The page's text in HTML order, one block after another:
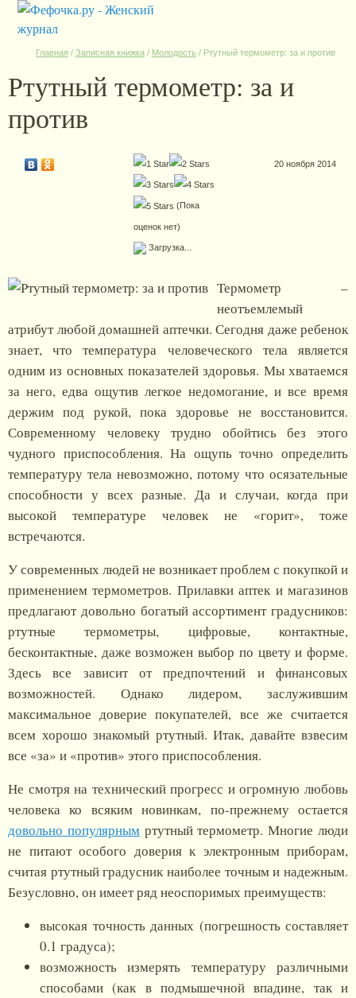
Главная / Записная книжка / Молодость / Ртутный термометр: за и против
Ртутный термометр: за и
против
(Пока
оценок нет)
Загрузка...
20 ноября 2014
Термометр –
неотъемлемый
атрибут любой домашней аптечки. Сегодня даже ребенок
знает, что температура человеческого тела является
одним из основных показателей здоровья. Мы хватаемся
за него, едва ощутив легкое недомогание, и все время
держим под рукой, пока здоровье не восстановится.
Современному человеку трудно обойтись без этого
чудного приспособления. На ощупь точно определить
температуру тела невозможно, потому что осязательные
способности у всех разные. Да и случаи, когда при
высокой температуре человек не «горит», тоже
встречаются.
У современных людей не возникает проблем с покупкой и
применением термометров. Прилавки аптек и магазинов
предлагают довольно богатый ассортимент градусников:
ртутные термометры, цифровые, контактные,
бесконтактные, даже возможен выбор по цвету и форме.
Здесь все зависит от предпочтений и финансовых
возможностей. Однако лидером, заслужившим
максимальное доверие покупателей, все же считается
всем хорошо знакомый ртутный. Итак, давайте взвесим
все «за» и «против» этого приспособления.
Не смотря на технический прогресс и огромную любовь
человека ко всяким новинкам, по-прежнему остается
довольно популярнымртутный термометр. Многие люди
не питают особого доверия к электронным приборам,
считая ртутный градусник наиболее точным и надежным.
Безусловно, он имеет ряд неоспоримых преимуществ:
высокая точность данных (погрешность составляет
0.1 градуса);
возможность измерять температуру различными
способами (как в подмышечной впадине, так и